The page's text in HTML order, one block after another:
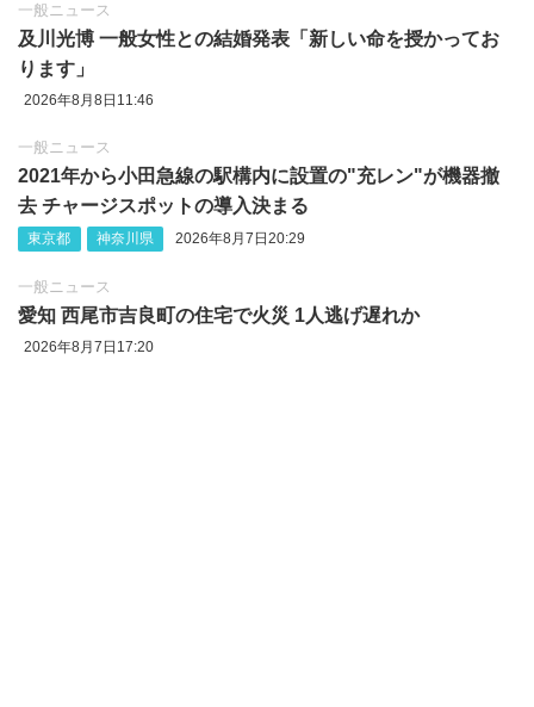
一般ニュース
及川光博 一般女性との結婚発表「新しい命を授かってお
ります」
2026年8月8日11:46
一般ニュース
2021年から小田急線の駅構内に設置の"充レン"が機器撤
去 チャージスポットの導入決まる
東京都 神奈川県 2026年8月7日20:29
一般ニュース
愛知 西尾市吉良町の住宅で火災 1人逃げ遅れか
2026年8月7日17:20